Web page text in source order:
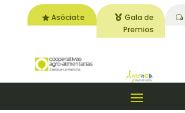
Asóciate
Gala de
Premios